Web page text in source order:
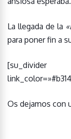
La llegada de la
para poner fin a
[su_divider
Os dejamos con